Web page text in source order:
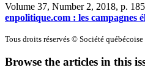
Volume 37, Number 2, 2018, p.
enpolitique.com : les campagnes
Tous droits réservés © Société
Browse the articles in this